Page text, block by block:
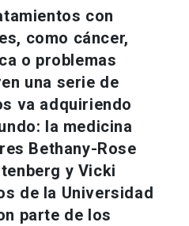
con
como cáncer,
o problemas
una serie de
va adquiriendo
la medicina
Bethany-Rose
y Vicki
de la Universidad
parte de los